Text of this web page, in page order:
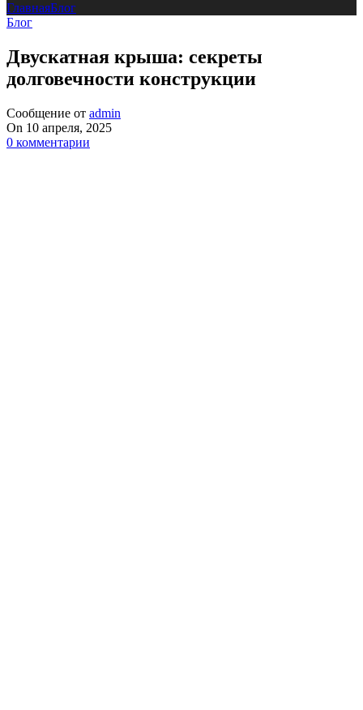
ГлавнаяБлог
Блог
Двускатная крыша: секреты
долговечности конструкции
Сообщение от admin
On 10 апреля, 2025
0 комментарии